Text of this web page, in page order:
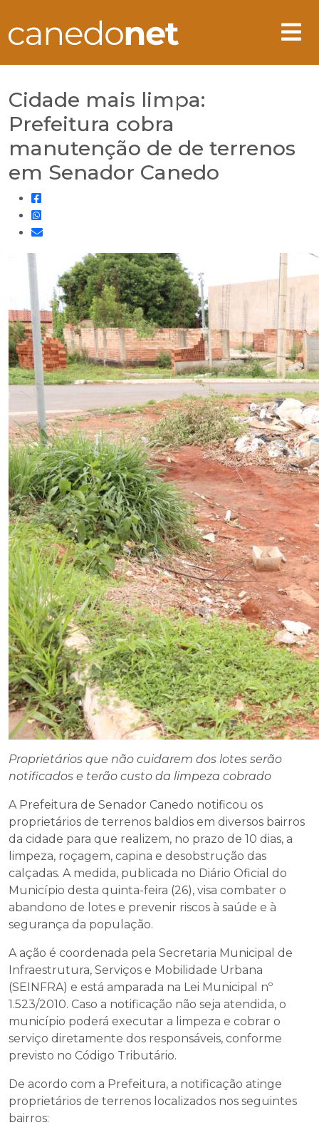
Cidade mais limpa:
Prefeitura cobra
manutenção de de terrenos
em Senador Canedo
Proprietários que não cuidarem dos lotes serão
notificados e terão custo da limpeza cobrado
A Prefeitura de Senador Canedo notificou os
proprietários de terrenos baldios em diversos bairros
da cidade para que realizem, no prazo de 10 dias, a
limpeza, roçagem, capina e desobstrução das
calçadas. A medida, publicada no Diário Oficial do
Município desta quinta-feira (26), visa combater o
abandono de lotes e prevenir riscos à saúde e à
segurança da população.
A ação é coordenada pela Secretaria Municipal de
Infraestrutura, Serviços e Mobilidade Urbana
(SEINFRA) e está amparada na Lei Municipal nº
1.523/2010. Caso a notificação não seja atendida, o
município poderá executar a limpeza e cobrar o
serviço diretamente dos responsáveis, conforme
previsto no Código Tributário.
De acordo com a Prefeitura, a notificação atinge
proprietários de terrenos localizados nos seguintes
bairros: